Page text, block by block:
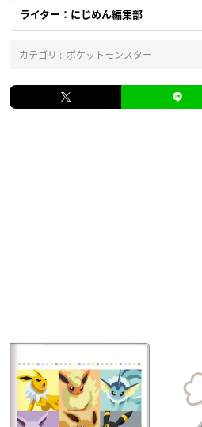
ライター：にじめん編集部
カテゴリ : ポケットモンスター